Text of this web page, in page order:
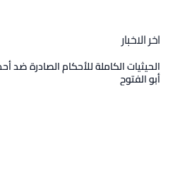
اخر الاخبار
الحيثيات الكاملة للأحكام الصادرة ضد
أبو الفتوح